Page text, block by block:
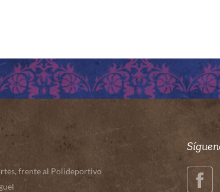
frente al Polideportivo